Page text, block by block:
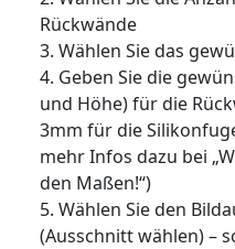
Rückwände
3. Wählen Sie das
4. Geben Sie die
und Höhe) für die
3mm für die
mehr Infos dazu bei
den Maßen!“)
5. Wählen Sie den
(Ausschnitt wählen) –